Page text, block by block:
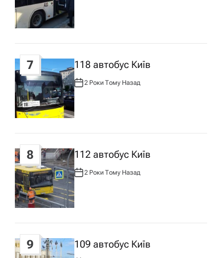
Р
:
7 118 автобус Київ
А
В
Т
Р
:
2 Роки Тому Назад
8 112 автобус Київ
А
В
О
Р
:
2 Роки Тому Назад
9 109 автобус Київ